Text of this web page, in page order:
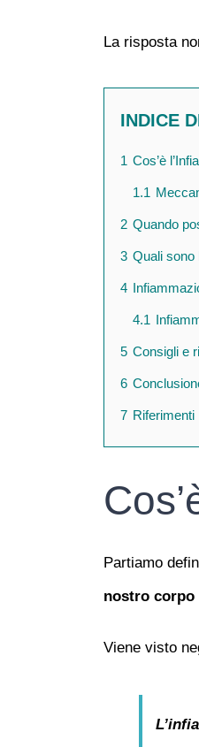
La risposta
INDICE
1 Cos’è
1.1
2 Quando
3 Quali sono
4
4.1
5 Consigli e
6
7 Riferimenti
Partiamo
nostro corpo
Viene visto